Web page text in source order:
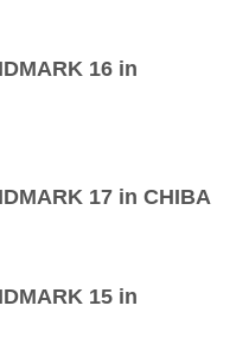
16 in
17 in CHIBA
15 in